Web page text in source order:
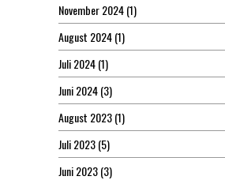
November 2024(1)
August 2024(1)
Juli 2024(1)
Juni 2024(3)
August 2023(1)
Juli 2023(5)
Juni 2023(3)